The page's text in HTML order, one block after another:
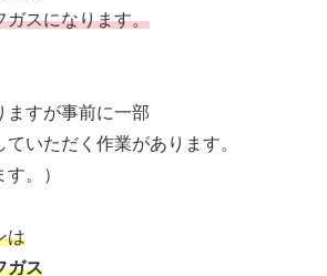
ガスになります。
ますが事前に一部
いただく作業があります。
。）
は
ガス